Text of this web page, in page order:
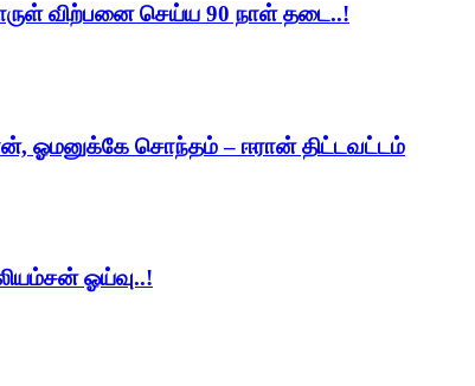
விற்பனை செய்ய 90 நாள் தடை..!
ஓமனுக்கே சொந்தம் – ஈரான் திட்டவட்டம்
ஓய்வு..!